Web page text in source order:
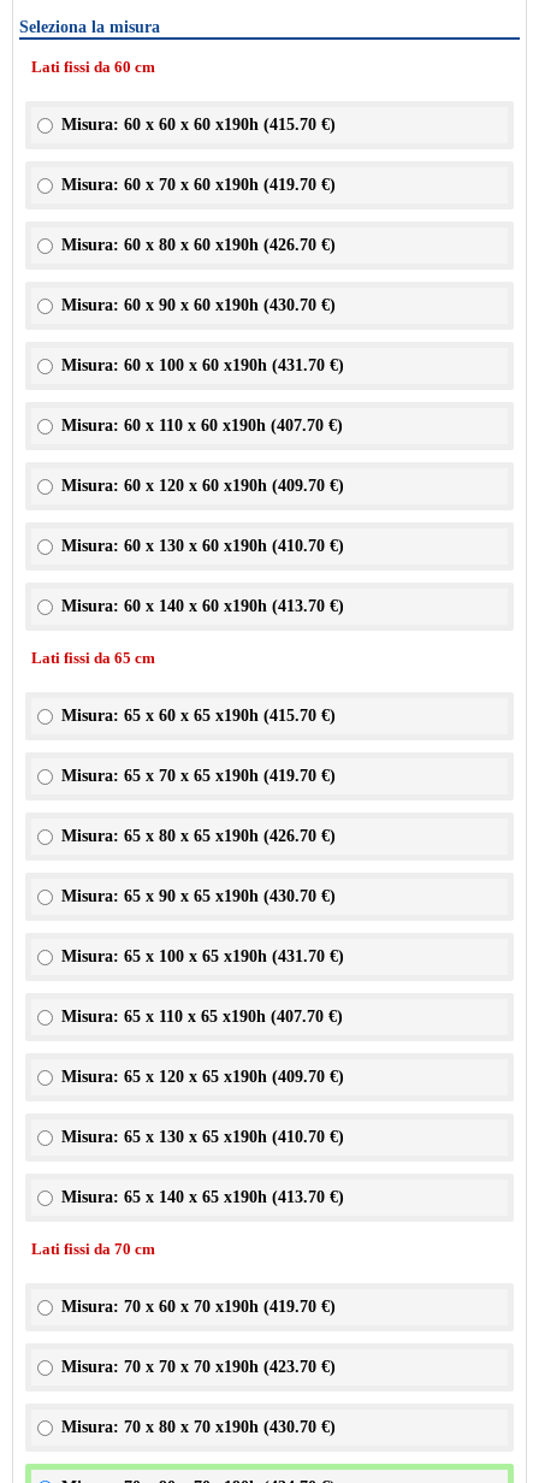
Seleziona la misura
Lati fissi da 60 cm
Misura: 60 x 60 x 60 x190h (415.70 €)
Misura: 60 x 70 x 60 x190h (419.70 €)
Misura: 60 x 80 x 60 x190h (426.70 €)
Misura: 60 x 90 x 60 x190h (430.70 €)
Misura: 60 x 100 x 60 x190h (431.70 €)
Misura: 60 x 110 x 60 x190h (407.70 €)
Misura: 60 x 120 x 60 x190h (409.70 €)
Misura: 60 x 130 x 60 x190h (410.70 €)
Misura: 60 x 140 x 60 x190h (413.70 €)
Lati fissi da 65 cm
Misura: 65 x 60 x 65 x190h (415.70 €)
Misura: 65 x 70 x 65 x190h (419.70 €)
Misura: 65 x 80 x 65 x190h (426.70 €)
Misura: 65 x 90 x 65 x190h (430.70 €)
Misura: 65 x 100 x 65 x190h (431.70 €)
Misura: 65 x 110 x 65 x190h (407.70 €)
Misura: 65 x 120 x 65 x190h (409.70 €)
Misura: 65 x 130 x 65 x190h (410.70 €)
Misura: 65 x 140 x 65 x190h (413.70 €)
Lati fissi da 70 cm
Misura: 70 x 60 x 70 x190h (419.70 €)
Misura: 70 x 70 x 70 x190h (423.70 €)
Misura: 70 x 80 x 70 x190h (430.70 €)